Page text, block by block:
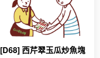
[D68] 西芹翠玉瓜炒魚塊